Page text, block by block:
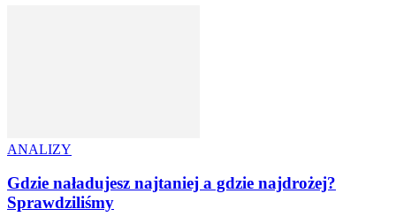
ANALIZY
Gdzie naładujesz najtaniej a gdzie najdrożej?
Sprawdziliśmy